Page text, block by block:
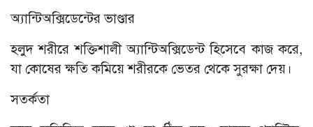
অ্যান্টিঅক্সিডেন্টের ভাণ্ডার
হলুদ শরীরে শক্তিশালী অ্যান্টিঅক্সিডেন্ট হিসেবে কাজ করে,
যা কোষের ক্ষতি কমিয়ে শরীরকে ভেতর থেকে সুরক্ষা দেয়।
সতর্কতা